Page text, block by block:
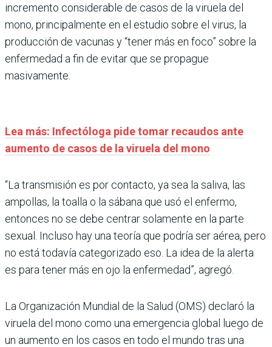
incremento considerable de casos de la viruela del
mono, principalmente en el estudio sobre el virus, la
producción de vacunas y “tener más en foco” sobre la
enfermedad a fin de evitar que se propague
masivamente.
Lea más: Infectóloga pide tomar recaudos ante
aumento de casos de la viruela del mono
“La transmisión es por contacto, ya sea la saliva, las
ampollas, la toalla o la sábana que usó el enfermo,
entonces no se debe centrar solamente en la parte
sexual. Incluso hay una teoría que podría ser aérea, pero
no está todavía categorizado eso. La idea de la alerta
es para tener más en ojo la enfermedad”, agregó.
La Organización Mundial de la Salud (OMS) declaró la
viruela del mono como una emergencia global luego de
un aumento en los casos en todo el mundo tras una